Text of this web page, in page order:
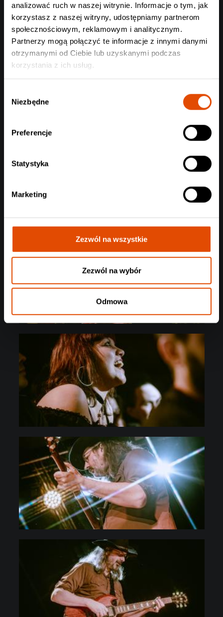
analizować ruch w naszej witrynie. Informacje o tym, jak
korzystasz z naszej witryny, udostępniamy partnerom
społecznościowym, reklamowym i analitycznym.
Partnerzy mogą połączyć te informacje z innymi danymi
otrzymanymi od Ciebie lub uzyskanymi podczas
korzystania z ich usług.
zgody
Niezbędne
Preferencje
Statystyka
Marketing
Zezwól na wszystkie
Zezwól na wybór
Odmowa